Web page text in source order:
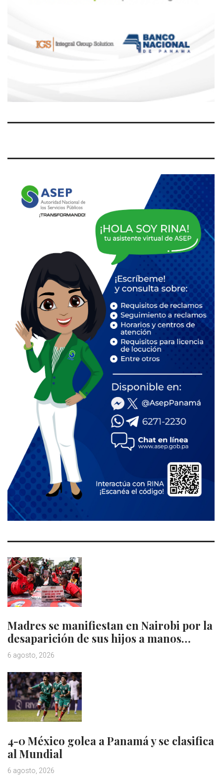
Madres se manifiestan en Nairobi por la
desaparición de sus hijos a manos…
6 agosto, 2026
4-0 México golea a Panamá y se clasifica
al Mundial
6 agosto, 2026